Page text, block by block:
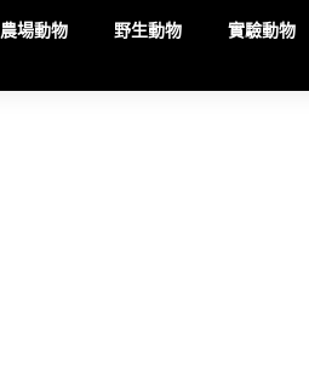
農場動物 野生動物 實驗動物